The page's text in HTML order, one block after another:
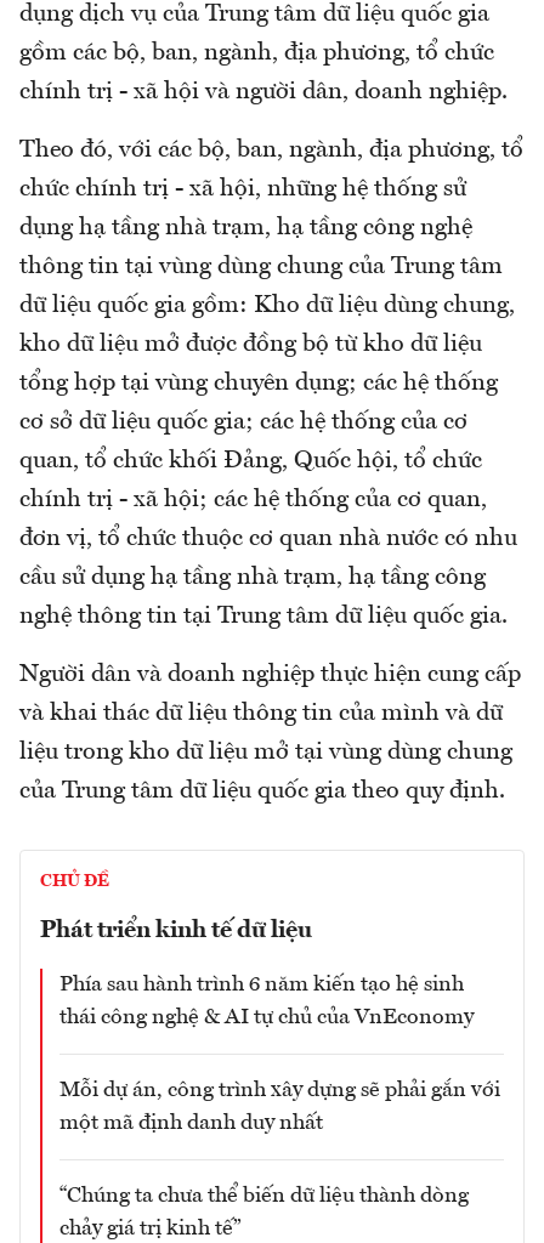
dụng dịch vụ của Trung tâm dữ liệu quốc gia
gồm các bộ, ban, ngành, địa phương, tổ chức
chính trị - xã hội và người dân, doanh nghiệp.
Theo đó, với các bộ, ban, ngành, địa phương, tổ
chức chính trị - xã hội, những hệ thống sử
dụng hạ tầng nhà trạm, hạ tầng công nghệ
thông tin tại vùng dùng chung của Trung tâm
dữ liệu quốc gia gồm: Kho dữ liệu dùng chung,
kho dữ liệu mở được đồng bộ từ kho dữ liệu
tổng hợp tại vùng chuyên dụng; các hệ thống
cơ sở dữ liệu quốc gia; các hệ thống của cơ
quan, tổ chức khối Đảng, Quốc hội, tổ chức
chính trị - xã hội; các hệ thống của cơ quan,
đơn vị, tổ chức thuộc cơ quan nhà nước có nhu
cầu sử dụng hạ tầng nhà trạm, hạ tầng công
nghệ thông tin tại Trung tâm dữ liệu quốc gia.
Người dân và doanh nghiệp thực hiện cung cấp
và khai thác dữ liệu thông tin của mình và dữ
liệu trong kho dữ liệu mở tại vùng dùng chung
của Trung tâm dữ liệu quốc gia theo quy định.
CHỦ ĐỀ
Phát triển kinh tế dữ liệu
Phía sau hành trình 6 năm kiến tạo hệ sinh
thái công nghệ & AI tự chủ của VnEconomy
Mỗi dự án, công trình xây dựng sẽ phải gắn với
một mã định danh duy nhất
“Chúng ta chưa thể biến dữ liệu thành dòng
chảy giá trị kinh tế”